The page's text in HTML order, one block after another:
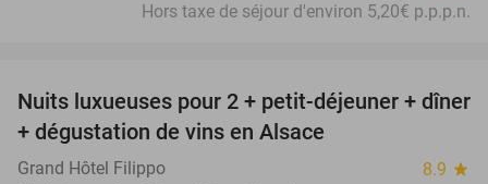
Hors taxe de séjour d'environ 5,20€ p.p.p.n.
28%
Nuits luxueuses pour 2 + petit-déjeuner + dîner
+ dégustation de vins en Alsace
Grand Hôtel Filippo 8.9 star